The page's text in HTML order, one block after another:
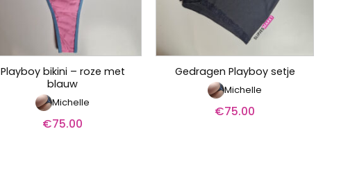
Playboy bikini – roze met
blauw
Michelle
€75.00
Gedragen Playboy setje
Michelle
€75.00